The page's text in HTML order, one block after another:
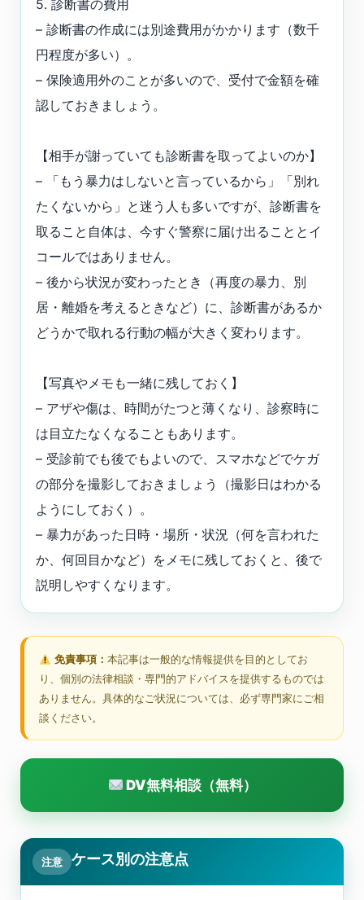
5. 診断書の費用
– 診断書の作成には別途費用がかかります（数千
円程度が多い）。
– 保険適用外のことが多いので、受付で金額を確
認しておきましょう。
【相手が謝っていても診断書を取ってよいのか】
– 「もう暴力はしないと言っているから」「別れ
たくないから」と迷う人も多いですが、診断書を
取ること自体は、今すぐ警察に届け出ることとイ
コールではありません。
– 後から状況が変わったとき（再度の暴力、別
居・離婚を考えるときなど）に、診断書があるか
どうかで取れる行動の幅が大きく変わります。
【写真やメモも一緒に残しておく】
– アザや傷は、時間がたつと薄くなり、診察時に
は目立たなくなることもあります。
– 受診前でも後でもよいので、スマホなどでケガ
の部分を撮影しておきましょう（撮影日はわかる
ようにしておく）。
– 暴力があった日時・場所・状況（何を言われた
か、何回目かなど）をメモに残しておくと、後で
説明しやすくなります。
免責事項： 本記事は一般的な情報提供を目的としてお
り、個別の法律相談・専門的アドバイスを提供するものでは
ありません。具体的なご状況については、必ず専門家にご相
談ください。
DV無料相談（無料）
注意 ケース別の注意点